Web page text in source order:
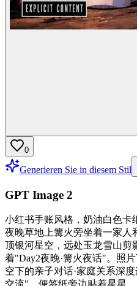
0
Generieren Sie in diesem Stil
GPT Image 2
小红书手账风格，奶油白色卡
夜晚草地上篝火旁坐着一家人
顶银河星空，远处玉龙雪山剪
着"Day2夜晚·篝火夜话"。照
空下的亲子对话·家庭关系深
交流"。便签纸旁边贴着星星